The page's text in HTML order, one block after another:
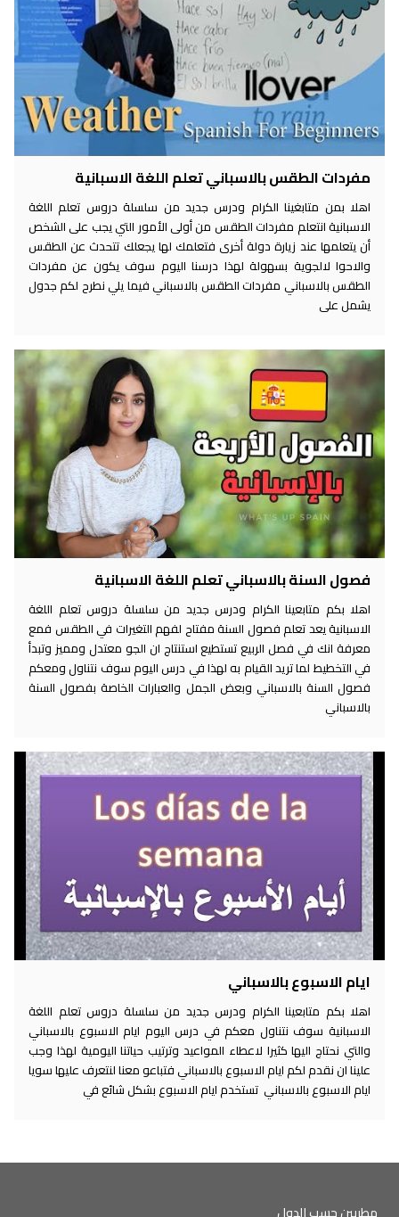
مفردات الطقس بالاسباني تعلم اللغة الاسبانية
اهلا بمن متابغينا الكرام ودرس جديد من سلسلة دروس تعلم اللغة
الاسبانية انتعلم مفردات الطقس من أولى الأمور التي يجب على الشخص
أن يتعلمها عند زيارة دولة أخرى فتعلمك لها يجعلك تتحدث عن الطقس
والاحوا لالجوية بسهولة لهذا درسنا اليوم سوف يكون عن مفردات
الطقس بالاسباني مفردات الطقس بالاسباني فيما يلي نطرح لكم جدول
يشمل على
فصول السنة بالاسباني تعلم اللغة الاسبانية
اهلا بكم متابعينا الكرام ودرس جديد من سلسلة دروس تعلم اللغة
الاسبانية يعد تعلم فصول السنة مفتاح لفهم التغيرات في الطقس فمع
معرفة انك في فصل الربيع تستطيع استنتاج ان الجو معتدل ومميز وتبدأ
في التخطيط لما تريد القيام به لهذا في درس اليوم سوف نتناول ومعكم
فصول السنة بالاسباني وبعض الجمل والعبارات الخاصة بفصول السنة
بالاسباني
ايام الاسبوع بالاسباني
اهلا بكم متابعينا الكرام ودرس جديد من سلسلة دروس تعلم اللغة
الاسبانية سوف نتناول معكم في درس اليوم ايام الاسبوع بالاسباني
والتي نحتاج اليها كثيرا لاعطاء المواعيد وترتيب حياتنا اليومية لهذا وجب
علينا ان نقدم لكم ايام الاسبوع بالاسباني فتباعو معنا لنتعرف عليها سويا
ايام الاسبوع بالاسباني تستخدم ايام الاسبوع بشكل شائع في